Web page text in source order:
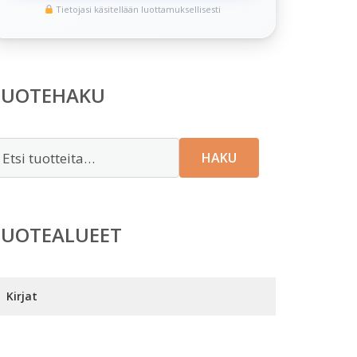
Tietojasi käsitellään luottamuksellisesti
HAKU
Kirjat